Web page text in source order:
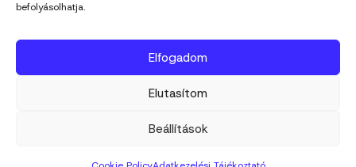
befolyásolhatja.
Elfogadom
Elutasítom
Beállítások
Kapcsolat
hello@mivagyunk.hu